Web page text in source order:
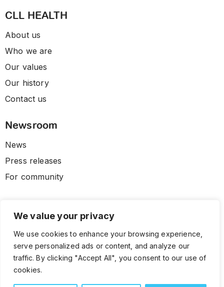
We value your privacy
We use cookies to enhance your browsing experience,
serve personalized ads or content, and analyze our
traffic. By clicking "Accept All", you consent to our use of
cookies.
CLL HEALTH
About us
Who we are
Our values
Our history
Contact us
Newsroom
News
Press releases
For community
© 2026 CLL HEALTH. All Rights Reserved.